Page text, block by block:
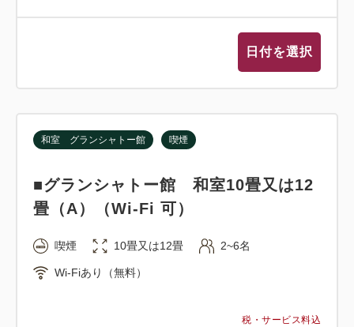
●夕食のご案内
約60品の海鮮バイキング レストラン
和・洋・中のお好みのお料理に日替わりステーキ（ビ
・鮑の踊り焼き2,200円（税込）
※ご希望の方はご予約時にお知らせ下さい。
●夕食時間：予約制 下記の時間よりご希望の時間で
【第1部－17:30～19:00 / 第2部－19:15～20:45】※
日付を選択
税・サービス料込
和室 グランシャトー館 喫煙
■グランシャトー館 和室10畳又は12
畳（A）（Wi-Fi 可）
喫煙 10畳又は12畳 2~6名
Wi-Fiあり（無料）